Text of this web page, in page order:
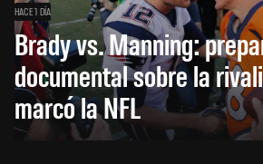
HACE 1 DÍA
Brady vs. Manning:
documental sobre la
marcó la NFL